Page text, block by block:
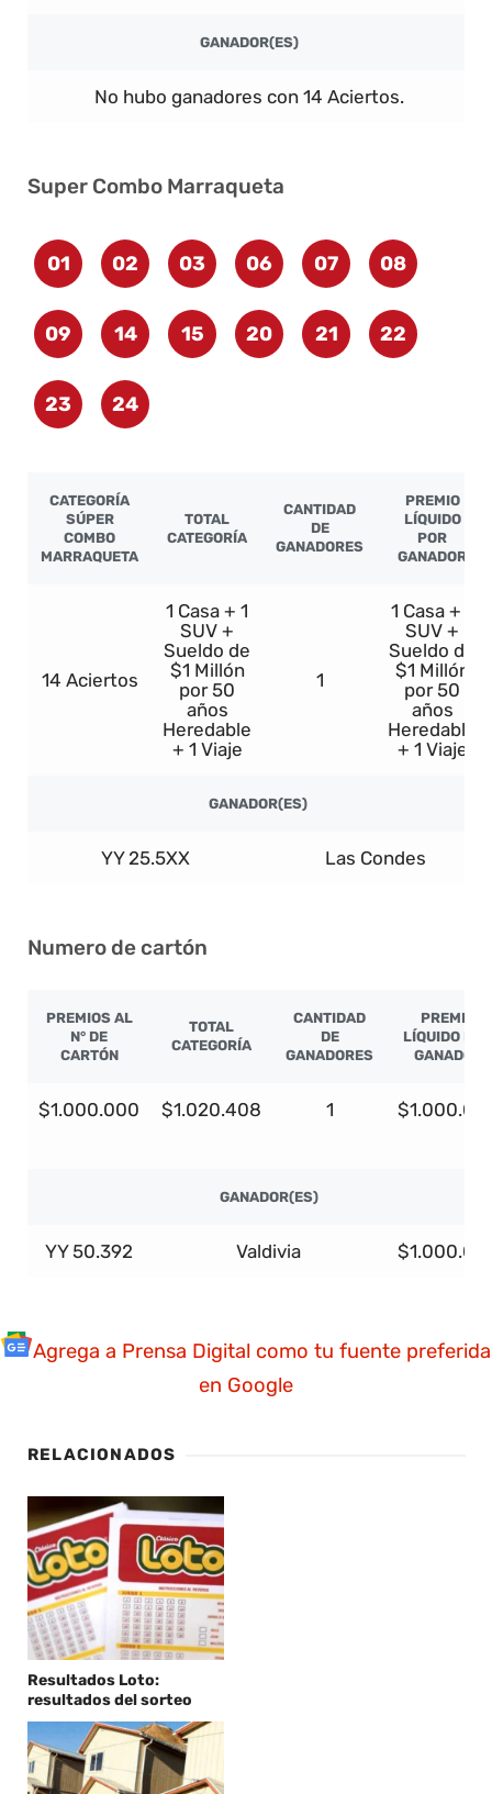
GANADOR(ES)
No hubo ganadores con 14 Aciertos.
Super Combo Marraqueta
01 02 03 06 07 08
09 14 15 20 21 22
23 24
CATEGORÍA
SÚPER
COMBO
MARRAQUETA
TOTAL
CATEGORÍA
CANTIDAD
DE
GANADORES
PREMIO
LÍQUIDO
POR
GANADOR
14 Aciertos
1 Casa + 1
SUV +
Sueldo de
$1 Millón
por 50
años
Heredable
+ 1 Viaje
1
1 Casa + 1
SUV +
Sueldo de
$1 Millón
por 50
años
Heredable
+ 1 Viaje
GANADOR(ES)
YY 25.5XX Las Condes
Numero de cartón
PREMIOS AL
N° DE
CARTÓN
TOTAL
CATEGORÍA
CANTIDAD
DE
GANADORES
PREMIO
LÍQUIDO POR
GANADOR
$1.000.000 $1.020.408 1
GANADOR(ES)
YY 50.392 Valdivia
Agrega a Prensa Digital como tu fuente preferida
en Google
RELACIONADOS
Resultados Loto:
resultados del sorteo